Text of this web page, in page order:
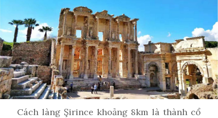
Cách làng Şirince khoảng 8km là thành cổ